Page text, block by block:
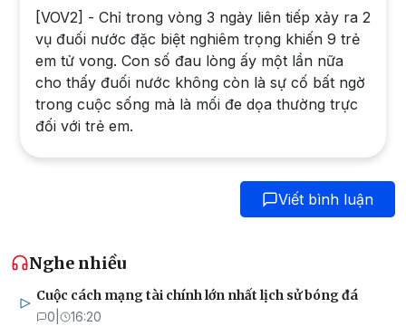
[VOV2] - Chỉ trong vòng 3 ngày liên tiếp xảy ra 2
vụ đuối nước đặc biệt nghiêm trọng khiến 9 trẻ
em tử vong. Con số đau lòng ấy một lần nữa
cho thấy đuối nước không còn là sự cố bất ngờ
trong cuộc sống mà là mối đe dọa thường trực
đối với trẻ em.
Viết bình luận
Nghe nhiều
Cuộc cách mạng tài chính lớn nhất lịch sử bóng đá
0 16:20